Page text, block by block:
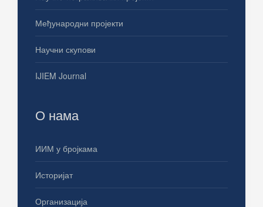
Међународни пројекти
Научни скупови
IJIEM Journal
О нама
ИИМ у бројкама
Историјат
Организација